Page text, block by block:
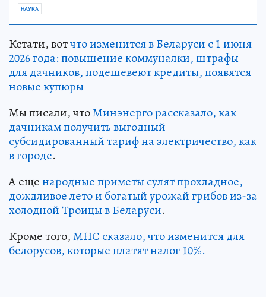
НАУКА
Кстати, вотчто изменится в Беларуси с 1 июня
2026 года: повышение коммуналки, штрафы
для дачников, подешевеют кредиты, появятся
новые купюры
Мы писали, чтоМинэнерго рассказало, как
дачникам получить выгодный
субсидированный тариф на электричество, как
в городе.
А ещенародные приметы сулят прохладное,
дождливое лето и богатый урожай грибов из-за
холодной Троицы в Беларуси.
Кроме того,МНС сказало, что изменится для
белорусов, которые платят налог 10%.